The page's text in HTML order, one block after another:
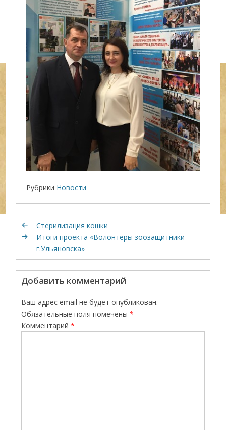
Рубрики Новости
Стерилизация кошки
Итоги проекта «Волонтеры зоозащитники
г.Ульяновска»
Добавить комментарий
Ваш адрес email не будет опубликован.
Обязательные поля помечены*
Комментарий*